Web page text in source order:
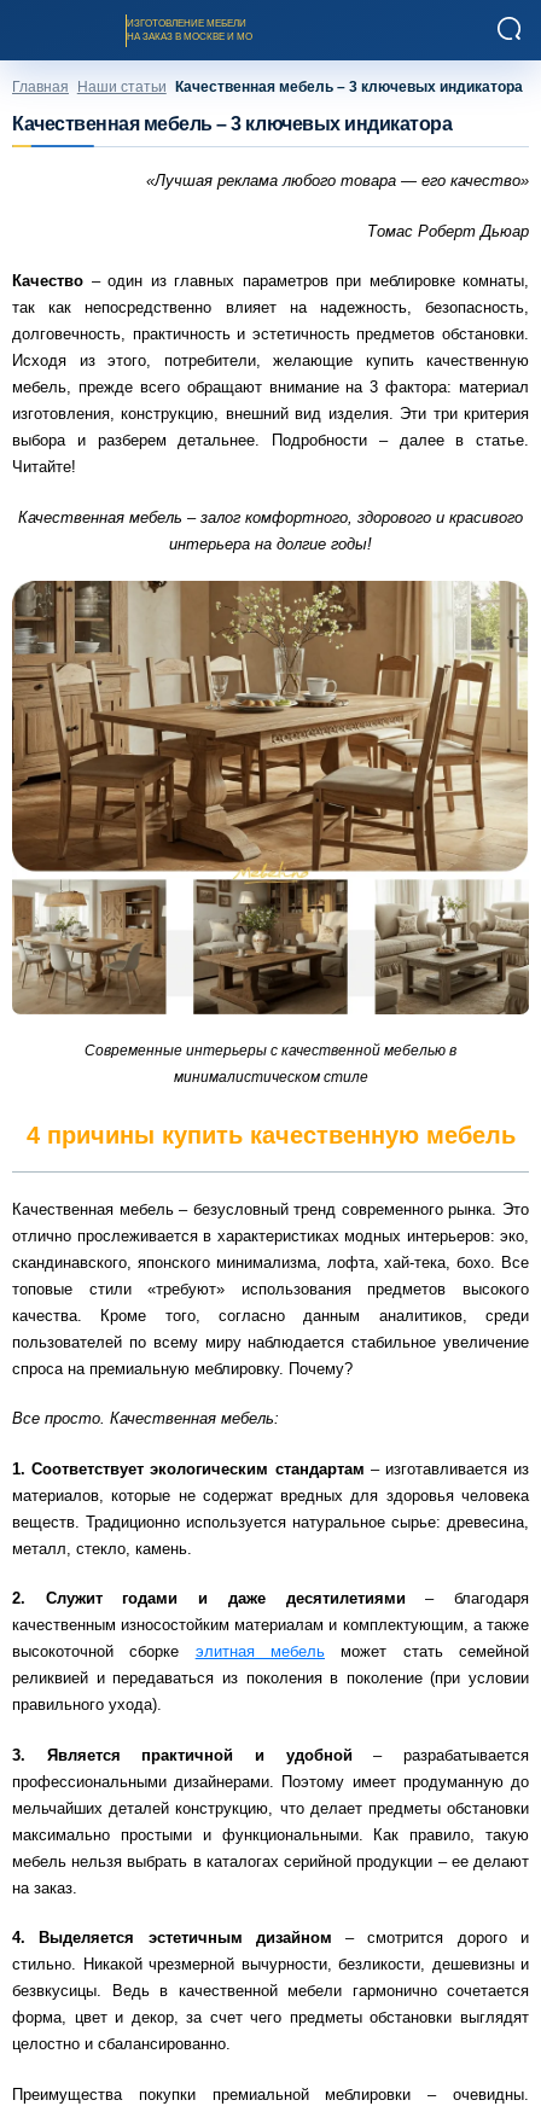
ИЗГОТОВЛЕНИЕ МЕБЕЛИ
НА ЗАКАЗ В МОСКВЕ И МО
Каталог мебели на заказ
О компании
Оплата и доставка
Рассрочка и кредит
Схема работы
Акции и скидки
Портфолио
Видеоотзывы
Статьи
Контакты
Главная Наши статьи Качественная мебель – 3 ключевых индикатора
Качественная мебель – 3 ключевых индикатора
«Лучшая реклама любого товара — его качество»
Томас Роберт Дьюар
Качество – один из главных параметров при меблировке комнаты,
так как непосредственно влияет на надежность, безопасность,
долговечность, практичность и эстетичность предметов обстановки.
Исходя из этого, потребители, желающие купить качественную
мебель, прежде всего обращают внимание на 3 фактора: материал
изготовления, конструкцию, внешний вид изделия. Эти три критерия
выбора и разберем детальнее. Подробности – далее в статье.
Читайте!
Качественная мебель – залог комфортного, здорового и красивого
интерьера на долгие годы!
Современные интерьеры с качественной мебелью в
минималистическом стиле
4 причины купить качественную мебель
Качественная мебель – безусловный тренд современного рынка. Это
отлично прослеживается в характеристиках модных интерьеров: эко,
скандинавского, японского минимализма, лофта, хай-тека, бохо. Все
топовые стили «требуют» использования предметов высокого
качества. Кроме того, согласно данным аналитиков, среди
пользователей по всему миру наблюдается стабильное увеличение
спроса на премиальную меблировку. Почему?
Все просто. Качественная мебель:
1. Соответствует экологическим стандартам – изготавливается из
материалов, которые не содержат вредных для здоровья человека
веществ. Традиционно используется натуральное сырье: древесина,
металл, стекло, камень.
2. Служит годами и даже десятилетиями– благодаря
качественным износостойким материалам и комплектующим, а также
высокоточной сборке элитная мебель может стать семейной
реликвией и передаваться из поколения в поколение (при условии
правильного ухода).
3. Является практичной и удобной– разрабатывается
профессиональными дизайнерами. Поэтому имеет продуманную до
мельчайших деталей конструкцию, что делает предметы обстановки
максимально простыми и функциональными. Как правило, такую
мебель нельзя выбрать в каталогах серийной продукции – ее делают
на заказ.
4. Выделяется эстетичным дизайном– смотрится дорого и
стильно. Никакой чрезмерной вычурности, безликости, дешевизны и
безвкусицы. Ведь в качественной мебели гармонично сочетается
форма, цвет и декор, за счет чего предметы обстановки выглядят
целостно и сбалансированно.
Преимущества покупки премиальной меблировки – очевидны.